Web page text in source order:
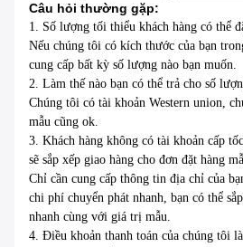
Câu hỏi thường gặp:
1. Số lượng tối thiểu khách hàng có thể
Nếu chúng tôi có kích thước của bạn
cung cấp bất kỳ số lượng nào bạn muốn.
2. Làm thế nào bạn có thể trả cho số
Chúng tôi có tài khoản Western union,
mẫu cũng ok.
3. Khách hàng không có tài khoản cấp
sẽ sắp xếp giao hàng cho đơn đặt hàng
Chỉ cần cung cấp thông tin địa chỉ của
chi phí chuyển phát nhanh, bạn có thể
nhanh cùng với giá trị mẫu.
4. Điều khoản thanh toán của chúng tôi